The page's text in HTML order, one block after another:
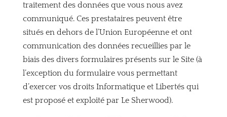
traitement des données que vous nous avez
communiqué. Ces prestataires peuvent être
situés en dehors de l’Union Européenne et ont
communication des données recueillies par le
biais des divers formulaires présents sur le Site (à
l’exception du formulaire vous permettant
d’exercer vos droits Informatique et Libertés qui
est proposé et exploité par Le Sherwood).